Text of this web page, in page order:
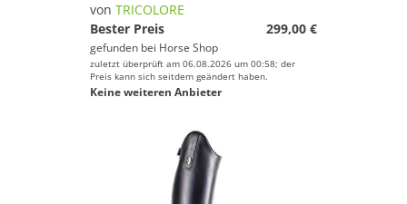
von TRICOLORE
Bester Preis
299,00 €
gefunden bei Horse Shop
zuletzt überprüft am 06.08.2026 um 00:58; der
Preis kann sich seitdem geändert haben.
Keine weiteren Anbieter